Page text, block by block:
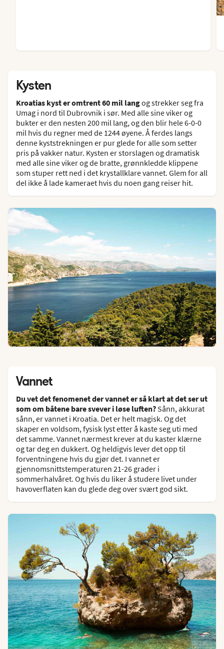
Kysten
Kroatias kyst er omtrent 60 mil langog strekker seg fra
Umag i nord til Dubrovnik i sør. Med alle sine viker og
bukter er den nesten 200 mil lang, og den blir hele 6-0-0
mil hvis du regner med de 1244 øyene. Å ferdes langs
denne kyststrekningen er pur glede for alle som setter
pris på vakker natur. Kysten er storslagen og dramatisk
med alle sine viker og de bratte, grønnkledde klippene
som stuper rett ned i det krystallklare vannet. Glem for all
del ikke å lade kameraet hvis du noen gang reiser hit.
Vannet
Du vet det fenomenet der vannet er så klart at det ser ut
som om båtene bare svever i løse luften? Sånn, akkurat
sånn, er vannet i Kroatia. Det er helt magisk. Og det
skaper en voldsom, fysisk lyst etter å kaste seg uti med
det samme. Vannet nærmest krever at du kaster klærne
og tar deg en dukkert. Og heldigvis lever det opp til
forventningene hvis du gjør det. I vannet er
gjennomsnittstemperaturen 21-26 grader i
sommerhalvåret. Og hvis du liker å studere livet under
havoverflaten kan du glede deg over svært god sikt.